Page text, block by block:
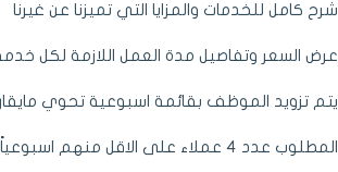
شرح كامل للخدمات والمزايا التي تميزنا عن غيرنا
عرض السعر وتفاصيل مدة العمل اللازمة لكل
يتم تزويد الموظف بقائمة اسبوعية تحوي مايقارب ٢٠٠ عميل
المطلوب عدد ٤ عملاء على الاقل منهم اسبوعياً